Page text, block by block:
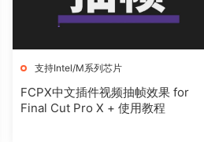
支持Intel/M系列芯片
FCPX中文插件视频抽帧效果 for
Final Cut Pro X + 使用教程